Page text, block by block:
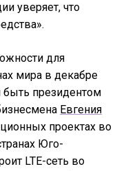
уверяет, что
для
мира в декабре
быть президентом
Евгения
проектах во
Юго-
LTE-сеть во